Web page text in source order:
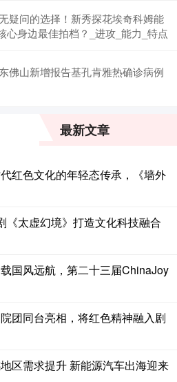
疑问的选择！新秀探花埃奇科姆能
心身边最佳拍档？_进攻_能力_特点
佛山新增报告基孔肯雅热确诊病例
最新文章
红色文化的年轻态传承，《墙外
《太虚幻境》打造文化科技融合
国风远航，第二十三届ChinaJoy
团同台亮相，将红色精神融入剧
区需求提升 新能源汽车出海迎来